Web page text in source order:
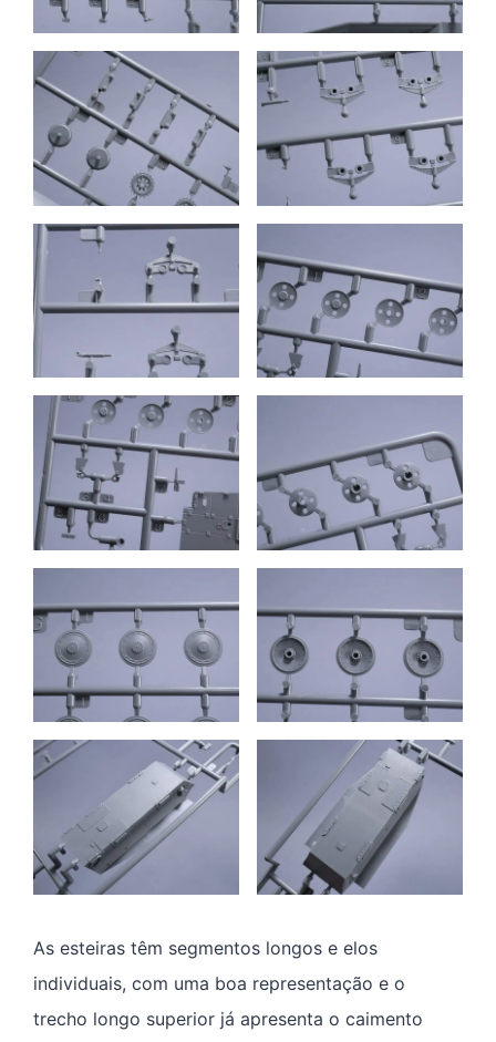
As esteiras têm segmentos longos e elos
individuais, com uma boa representação e o
trecho longo superior já apresenta o caimento